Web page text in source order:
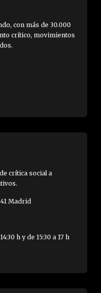
con más de 30.000
crítico, movimientos
crítica social a
Madrid
h y de 15:30 a 17 h